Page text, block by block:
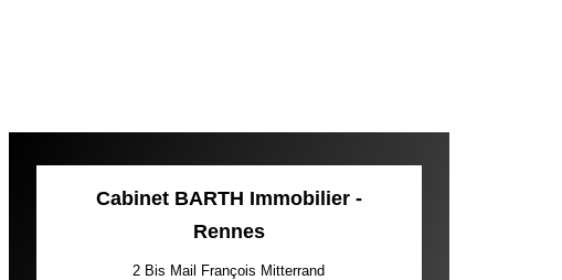
Cabinet BARTH Immobilier -
Rennes
2 Bis Mail François Mitterrand